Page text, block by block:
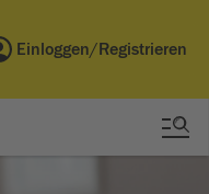
Einloggen/Registrieren